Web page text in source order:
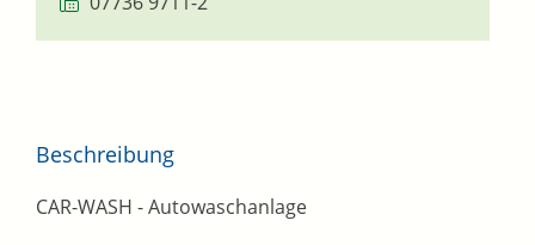
Beschreibung
CAR-WASH - Autowaschanlage